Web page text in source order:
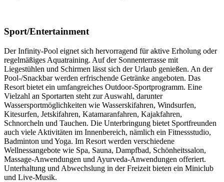
Sport/Entertainment
Der Infinity-Pool eignet sich hervorragend für aktive Erholung oder
regelmäßiges Aquatraining. Auf der Sonnenterrasse mit
Liegestühlen und Schirmen lässt sich der Urlaub genießen. An der
Pool-/Snackbar werden erfrischende Getränke angeboten. Das
Resort bietet ein umfangreiches Outdoor-Sportprogramm. Eine
Vielzahl an Sportarten steht zur Auswahl, darunter
Wassersportmöglichkeiten wie Wasserskifahren, Windsurfen,
Kitesurfen, Jetskifahren, Katamaranfahren, Kajakfahren,
Schnorcheln und Tauchen. Die Unterbringung bietet Sportfreunden
auch viele Aktivitäten im Innenbereich, nämlich ein Fitnessstudio,
Badminton und Yoga. Im Resort werden verschiedene
Wellnessangebote wie Spa, Sauna, Dampfbad, Schönheitssalon,
Massage-Anwendungen und Ayurveda-Anwendungen offeriert.
Unterhaltung und Abwechslung in der Freizeit bieten ein Miniclub
und Live-Musik.